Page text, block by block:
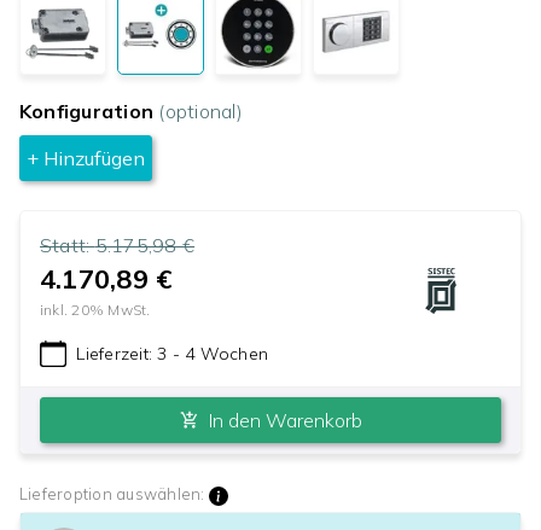
Konfiguration (optional)
+ Hinzufügen
Statt:5.175,98 €
4.170,89 €
inkl.20% MwSt.
Lieferzeit:3 - 4 Wochen
In den Warenkorb
Lieferoption auswählen: